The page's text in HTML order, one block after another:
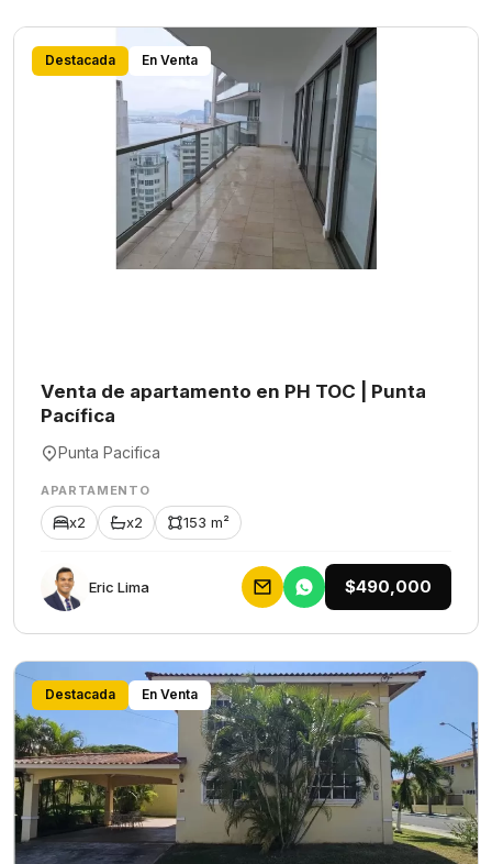
Destacada En Venta
Venta de apartamento en PH TOC | Punta
Pacífica
Punta Pacifica
APARTAMENTO
x2 x2 153 m²
Eric Lima $490,000
Destacada En Venta